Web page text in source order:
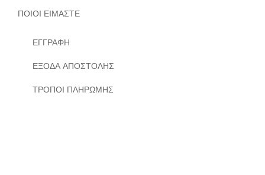
ΠΟΙΟΙ ΕΙΜΑΣΤΕ
ΕΓΓΡΑΦΗ
ΕΞΟΔΑ ΑΠΟΣΤΟΛΗΣ
ΤΡΟΠΟΙ ΠΛΗΡΩΜΗΣ